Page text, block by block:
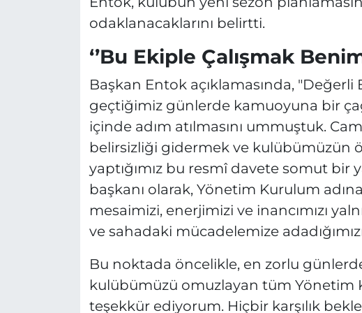
odaklanacaklarını belirtti.
‘’Bu Ekiple Çalışmak
Başkan Entok açıklamasında, "Değerli
geçtiğimiz günlerde kamuoyuna bir
içinde adım atılmasını ummuştuk.
belirsizliği gidermek ve kulübümüzün
yaptığımız bu resmî davete somut bir
başkanı olarak, Yönetim Kurulum
mesaimizi, enerjimizi ve inancımızı
ve sahadaki mücadelemize
Bu noktada öncelikle, en zorlu
kulübümüzü omuzlayan tüm Yönetim
teşekkür ediyorum. Hiçbir karşılık